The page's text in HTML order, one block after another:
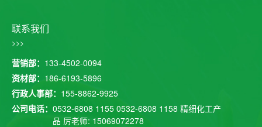
联系我们
>>>
营销部： 133-4502-0094
资材部： 186-6193-5896
行政人事部： 155-8862-9925
公司电话： 0532-6808 1155 0532-6808 1158 精细化工产
品 厉老师: 15069072278